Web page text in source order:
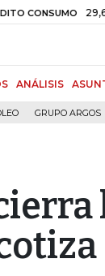
29,66%
ANÁLISIS
GRUPO ARGOS